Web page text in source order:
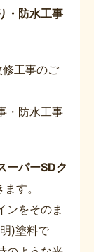
・防水工事
工事のご
・防水工事
ーパーSDク
す。
ンをそのま
)塗料で